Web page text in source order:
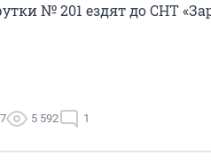
№ 201 ездят до СНТ
5 592 1